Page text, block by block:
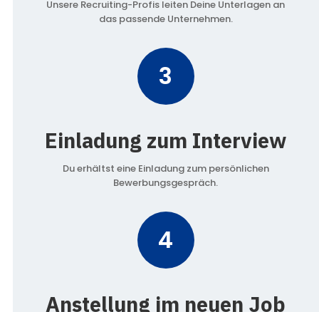
Unsere Recruiting-Profis leiten Deine Unterlagen an
das passende Unternehmen.
3
Einladung zum Interview
Du erhältst eine Einladung zum persönlichen
Bewerbungsgespräch.
4
Anstellung im neuen Job